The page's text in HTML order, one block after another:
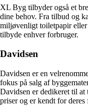
XL Byg tilbyder også et
dine behov. Fra tilbud og
miljøvenligt toiletpapir
tilbyde enhver forbruger.
Davidsen
Davidsen er en
fokus på salg af
Davidsen er dedikeret til
priser og er kendt for deres